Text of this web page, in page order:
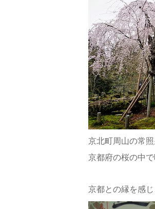
京北町周山の常
京都府の桜の中
京都との縁を感じ